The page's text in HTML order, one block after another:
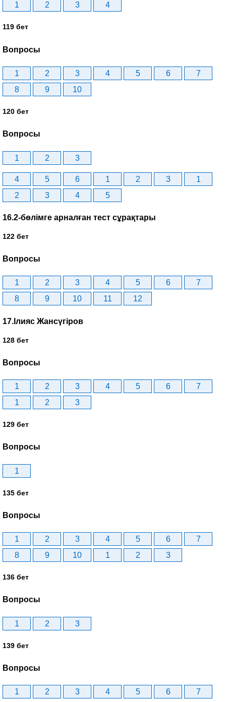
1 2 3 4
119 бет
Вопросы
1 2 3 4 5 6
7
8
9 10
120 бет
Вопросы
1 2 3
4 5 6 1 2 3
1
2
3 4 5
16.2-бөлімге арналған тест сұрақтары
122 бет
Вопросы
1 2 3 4 5 6
7
8
9 10 11 12
17.Ілияс Жансүгіров
128 бет
Вопросы
1 2 3 4 5 6
7
1
2 3
129 бет
Вопросы
1
135 бет
Вопросы
1 2 3 4 5 6
7
8
9 10 1 2 3
136 бет
Вопросы
1 2 3
139 бет
Вопросы
1 2 3 4 5 6 7